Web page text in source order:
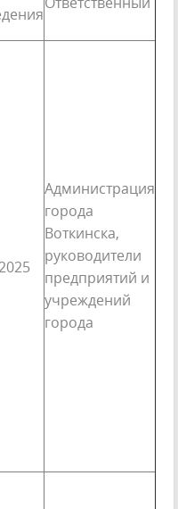
Администрация
города
Воткинска,
руководители
предприятий и
учреждений
города